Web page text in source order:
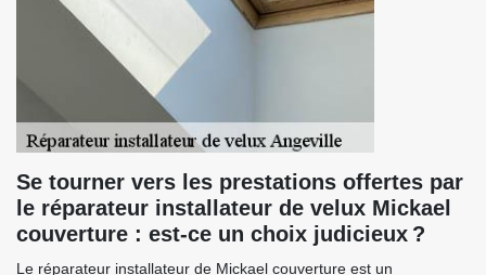
Se tourner vers les prestations offertes par
le réparateur installateur de velux Mickael
couverture : est-ce un choix judicieux ?
Le réparateur installateur de Mickael couverture est un